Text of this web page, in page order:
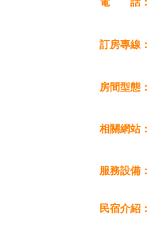
訂房專線：
房間型態：
相關網站：
服務設備：
民宿介紹：